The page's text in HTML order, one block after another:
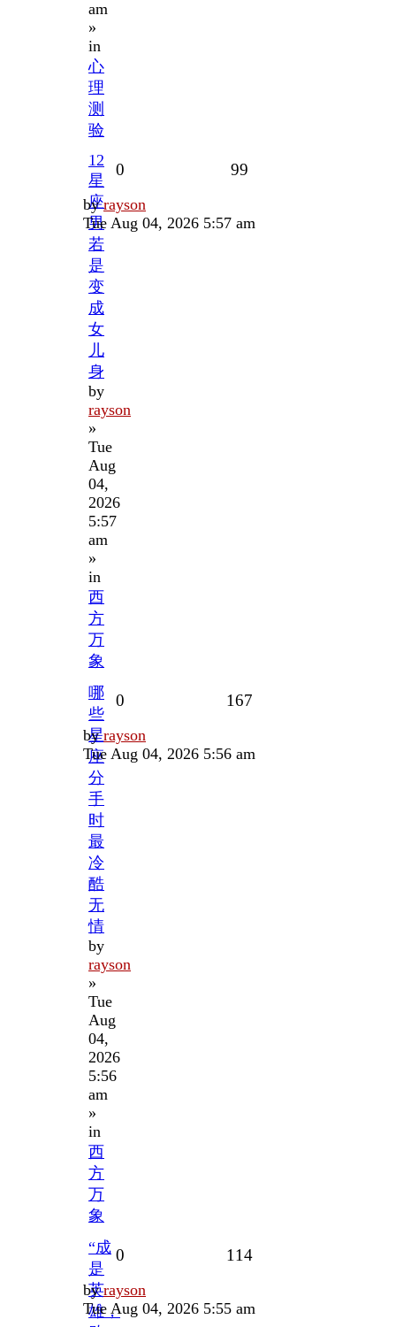
am
»
in
心
理
测
验
12
星
座
男
若
是
变
成
女
儿
身
by
rayson
»
Tue
Aug
04,
2026
5:57
am
»
in
西
方
万
象
0 99
Last
post
byrayson
Tue Aug 04, 2026 5:57 am
哪
些
星
座
分
手
时
最
冷
酷
无
情
by
rayson
»
Tue
Aug
04,
2026
5:56
am
»
in
西
方
万
象
0 167
Last
post
byrayson
Tue Aug 04, 2026 5:56 am
“成
是
英
雄，
0 114Views
Last
post
byrayson
Tue Aug 04, 2026 5:55 am